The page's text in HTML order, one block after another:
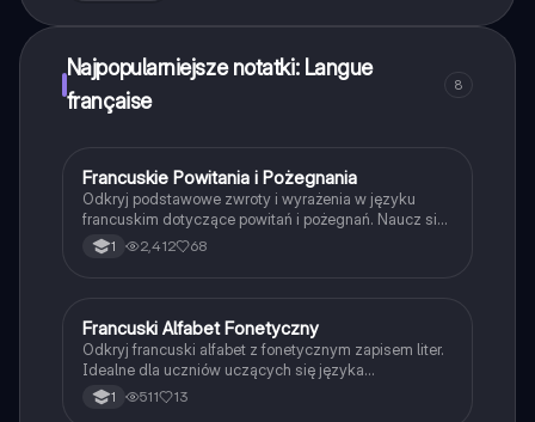
Najpopularniejsze notatki: Langue
française
8
Język francuski
Francuskie Powitania i Pożegnania
Odkryj podstawowe zwroty i wyrażenia w języku
francuskim dotyczące powitań i pożegnań. Naucz się,
jak się przedstawiać, pytać o samopoczucie oraz
odpowiadać na te pytania. Idealne dla
1 2,412 68
Język francuski
Francuski Alfabet Fonetyczny
Odkryj francuski alfabet z fonetycznym zapisem liter.
Idealne dla uczniów uczących się języka
francuskiego. Zawiera szczegółowy opis każdej litery
oraz jej wymowy.
1 511 13